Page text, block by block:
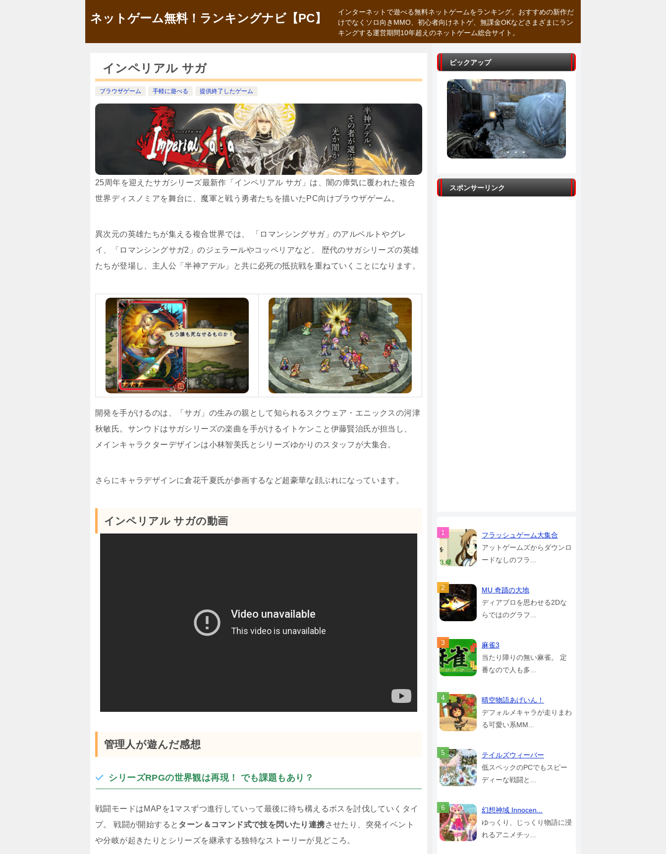
ネットゲーム無料！ランキングナビ【PC】
インターネットで遊べる無料ネットゲームをランキング。おすすめの新作だ
けでなくソロ向きMMO、初心者向けネトゲ、無課金OKなどさまざまにラン
キングする運営期間10年超えのネットゲーム総合サイト。
インペリアル サガ
ブラウザゲーム 手軽に遊べる 提供終了したゲーム
25周年を迎えたサガシリーズ最新作「インペリアル サガ」は、闇の瘴気に覆われた複合
世界ディスノミアを舞台に、魔軍と戦う勇者たちを描いたPC向けブラウザゲーム。
異次元の英雄たちが集える複合世界では、 「ロマンシングサガ」のアルベルトやグレ
イ、「ロマンシングサガ2」のジェラールやコッペリアなど、 歴代のサガシリーズの英雄
たちが登場し、主人公「半神アデル」と共に必死の抵抗戦を重ねていくことになります。
開発を手がけるのは、「サガ」の生みの親として知られるスクウェア・エニックスの河津
秋敏氏。サンウドはサガシリーズの楽曲を手がけるイトケンこと伊藤賢治氏が担当し、
メインキャラクターデザインは小林智美氏とシリーズゆかりのスタッフが大集合。
さらにキャラデザインに倉花千夏氏が参画するなど超豪華な顔ぶれになっています。
インペリアル サガの動画
管理人が遊んだ感想
シリーズRPGの世界観は再現！ でも課題もあり？
戦闘モードはMAPを1マスずつ進行していって最後に待ち構えるボスを討伐していくタイ
プ。 戦闘が開始すると ターン＆コマンド式で技を閃いたり連携させたり、突発イベント
や分岐が起きたりとシリーズを継承する独特なストーリーが見どころ。
ピックアップ
スポンサーリンク
フラッシュゲーム大集合
アットゲームズからダウンロ
ードなしのフラ...
MU 奇蹟の大地
ディアブロを思わせる2Dな
らではのグラフ...
麻雀3
当たり障りの無い麻雀。 定
番なので人も多...
晴空物語あげいん！
デフォルメキャラが走りまわ
る可愛い系MM...
テイルズウィーバー
低スペックのPCでもスピー
ディーな戦闘と...
幻想神域 Innocen...
ゆっくり、じっくり物語に浸
れるアニメチッ...